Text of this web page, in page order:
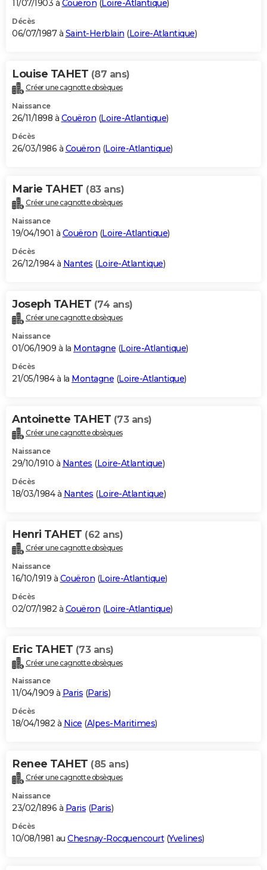
11/07/1903 à Couëron (Loire-Atlantique)
Décès
06/07/1987 à Saint-Herblain (Loire-Atlantique)
Louise TAHET (87 ans)
Créer une cagnotte obsèques
Naissance
26/11/1898 à Couëron (Loire-Atlantique)
Décès
26/03/1986 à Couëron (Loire-Atlantique)
Marie TAHET (83 ans)
Créer une cagnotte obsèques
Naissance
19/04/1901 à Couëron (Loire-Atlantique)
Décès
26/12/1984 à Nantes (Loire-Atlantique)
Joseph TAHET (74 ans)
Créer une cagnotte obsèques
Naissance
01/06/1909 à la Montagne (Loire-Atlantique)
Décès
21/05/1984 à la Montagne (Loire-Atlantique)
Antoinette TAHET (73 ans)
Créer une cagnotte obsèques
Naissance
29/10/1910 à Nantes (Loire-Atlantique)
Décès
18/03/1984 à Nantes (Loire-Atlantique)
Henri TAHET (62 ans)
Créer une cagnotte obsèques
Naissance
16/10/1919 à Couëron (Loire-Atlantique)
Décès
02/07/1982 à Couëron (Loire-Atlantique)
Eric TAHET (73 ans)
Créer une cagnotte obsèques
Naissance
11/04/1909 à Paris (Paris)
Décès
18/04/1982 à Nice (Alpes-Maritimes)
Renee TAHET (85 ans)
Créer une cagnotte obsèques
Naissance
23/02/1896 à Paris (Paris)
Décès
10/08/1981 au Chesnay-Rocquencourt(Yvelines)